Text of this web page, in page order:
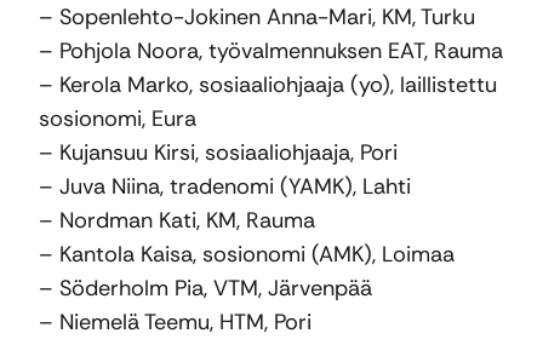
– Sopenlehto-Jokinen Anna-Mari, KM, Turku
– Pohjola Noora, työvalmennuksen EAT, Rauma
– Kerola Marko, sosiaaliohjaaja (yo), laillistettu
sosionomi, Eura
– Kujansuu Kirsi, sosiaaliohjaaja, Pori
– Juva Niina, tradenomi (YAMK), Lahti
– Nordman Kati, KM, Rauma
– Kantola Kaisa, sosionomi (AMK), Loimaa
– Söderholm Pia, VTM, Järvenpää
– Niemelä Teemu, HTM, Pori